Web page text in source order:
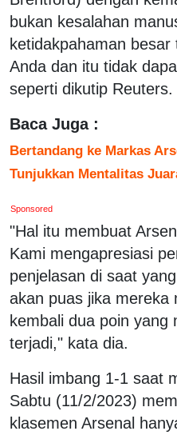
bukan kesalahan
ketidakpahaman
Anda dan itu tidak
seperti dikutip Reuters.
Baca Juga :
Bertandang ke Markas
Tunjukkan Mentalitas
Sponsored
"Hal itu membuat
Kami mengapresiasi
penjelasan di saat
akan puas jika mereka
kembali dua poin yang
terjadi," kata dia.
Hasil imbang 1-1 saat
Sabtu (11/2/2023)
klasemen Arsenal